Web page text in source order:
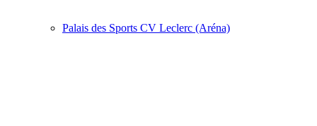
Palais des Sports CV Leclerc (Aréna)